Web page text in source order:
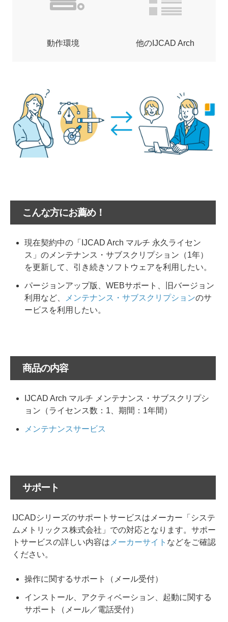
動作環境 他のIJCAD Arch
こんな方にお薦め！
現在契約中の「IJCAD Arch マルチ 永久ライセン
ス」のメンテナンス・サブスクリプション（1年）
を更新して、引き続きソフトウェアを利用したい。
パージョンアップ版、WEBサポート、旧バージョン
利用など、
メンテナンス・サブスクリプションのサ
ービスを利用したい。
商品の内容
IJCAD Arch マルチ メンテナンス・サブスクリプシ
ョン（ライセンス数：1、期間：1年間）
メンテナンスサービス
サポート
IJCADシリーズのサポートサービスはメーカー「システ
ムメトリックス株式会社」での対応となります。サポー
トサービスの詳しい内容は メーカーサイト などをご確認
ください。
操作に関するサポート（メール受付）
インストール、アクティベーション、起動に関する
サポート（メール／電話受付）